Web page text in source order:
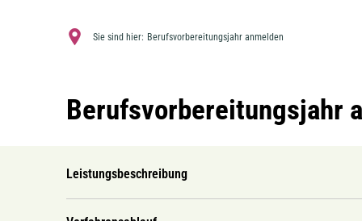
Sie sind hier: Berufsvorbereitungsjahr anmelden
Berufsvorbereitungsjahr
Leistungsbeschreibung